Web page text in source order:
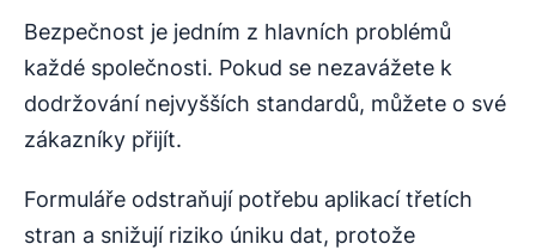
Bezpečnost je jedním z hlavních problémů
každé společnosti. Pokud se nezavážete k
dodržování nejvyšších standardů, můžete o své
zákazníky přijít.
Formuláře odstraňují potřebu aplikací třetích
stran a snižují riziko úniku dat, protože